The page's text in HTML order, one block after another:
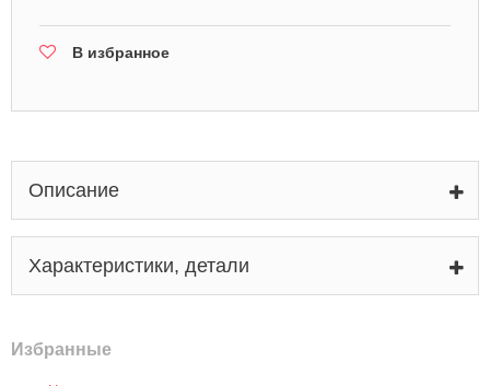
В избранное
Описание
Характеристики, детали
Избранные